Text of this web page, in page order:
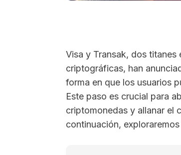
Visa y Transak, dos
criptográficas, han
forma en que los usuarios
Este paso es crucial para
criptomonedas y allanar el
continuación,